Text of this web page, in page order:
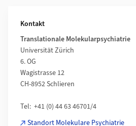
Kontakt
Translationale Molekularpsychiatrie
Universität Zürich
6. OG
Wagistrasse 12
CH-8952 Schlieren
Tel: +41 (0) 44 63 46701/4
Standort Molekulare Psychiatrie